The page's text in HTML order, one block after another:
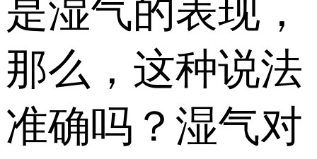
是湿气的表现，
那么，这种说法
准确吗？湿气对